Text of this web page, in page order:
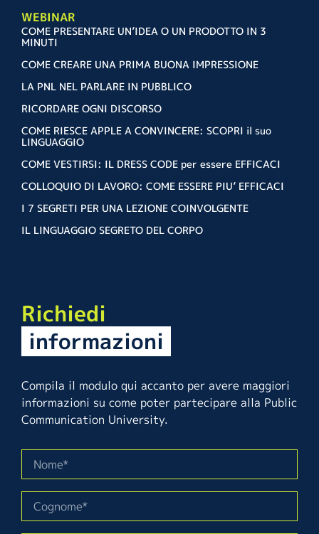
WEBINAR
COME PRESENTARE UN’IDEA O UN PRODOTTO IN 3
MINUTI
COME CREARE UNA PRIMA BUONA IMPRESSIONE
LA PNL NEL PARLARE IN PUBBLICO
RICORDARE OGNI DISCORSO
COME RIESCE APPLE A CONVINCERE: SCOPRI il suo
LINGUAGGIO
COME VESTIRSI: IL DRESS CODE per essere EFFICACI
COLLOQUIO DI LAVORO: COME ESSERE PIU’ EFFICACI
I 7 SEGRETI PER UNA LEZIONE COINVOLGENTE
IL LINGUAGGIO SEGRETO DEL CORPO
Richiedi
informazioni
Compila il modulo qui accanto per avere maggiori
informazioni su come poter partecipare alla Public
Communication University.